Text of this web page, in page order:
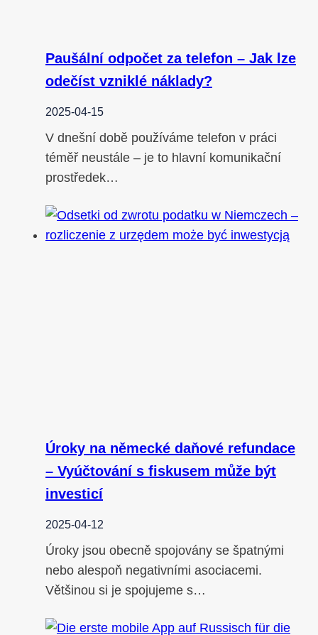
Paušální odpočet za telefon – Jak lze
odečíst vzniklé náklady?
2025-04-15
V dnešní době používáme telefon v práci
téměř neustále – je to hlavní komunikační
prostředek…
Úroky na německé daňové refundace
– Vyúčtování s fiskusem může být
investicí
2025-04-12
Úroky jsou obecně spojovány se špatnými
nebo alespoň negativními asociacemi.
Většinou si je spojujeme s…